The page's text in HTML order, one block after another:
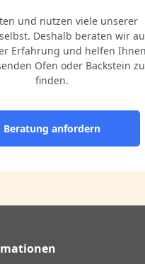
und nutzen viele unserer
Deshalb beraten wir
Erfahrung und helfen
Ofen oder Backstein zu
finden.
Beratung anfordern